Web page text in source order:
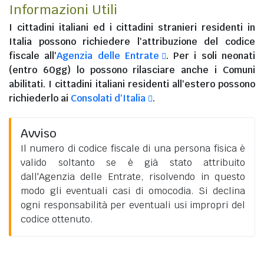
Informazioni Utili
I cittadini italiani ed i cittadini stranieri residenti in
Italia possono richiedere l'attribuzione del codice
fiscale all'Agenzia delle Entrate
. Per i soli neonati
(entro 60gg) lo possono rilasciare anche i Comuni
abilitati. I cittadini italiani residenti all'esteropossono
richiederlo ai Consolati d'Italia .
Avviso
Il numero di codice fiscale di una persona fisica è
valido soltanto se è già stato attribuito
dall'Agenzia delle Entrate, risolvendo in questo
modo gli eventuali casi di omocodia. Si declina
ogni responsabilità per eventuali usi impropri del
codice ottenuto.